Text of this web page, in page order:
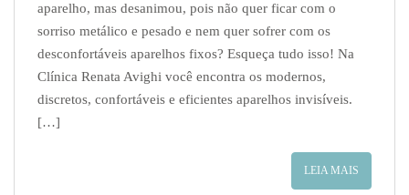
aparelho, mas desanimou, pois não quer ficar com o
sorriso metálico e pesado e nem quer sofrer com os
desconfortáveis aparelhos fixos? Esqueça tudo isso! Na
Clínica Renata Avighi você encontra os modernos,
discretos, confortáveis e eficientes aparelhos invisíveis.
[…]
LEIA MAIS